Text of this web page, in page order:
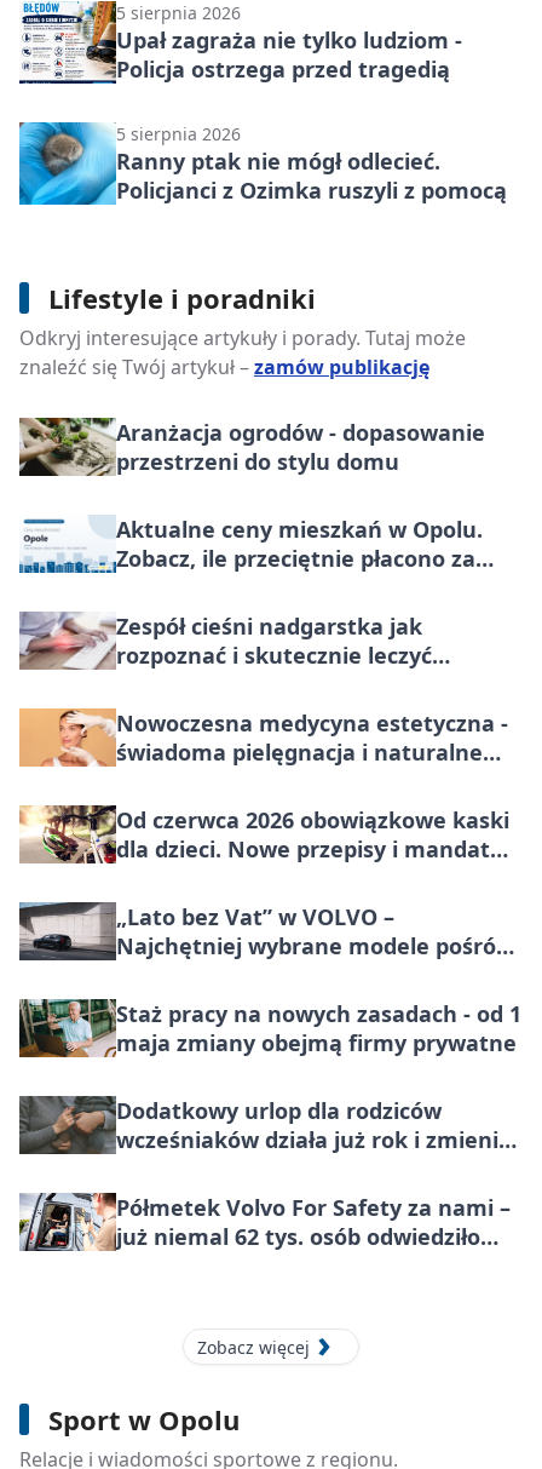
5 sierpnia 2026
Upał zagraża nie tylko ludziom -
Policja ostrzega przed tragedią
5 sierpnia 2026
Ranny ptak nie mógł odlecieć.
Policjanci z Ozimka ruszyli z pomocą
Lifestyle i poradniki
Odkryj interesujące artykuły i porady. Tutaj może
znaleźć się Twój artykuł –zamów publikację
Jak przygotować działkę pod odwierty
pod gruntową pompę ciepła?
Aranżacja ogrodów - dopasowanie
przestrzeni do stylu domu
Aktualne ceny mieszkań w Opolu.
Zobacz, ile przeciętnie płacono za
2026
Zespół cieśni nadgarstka jak
rozpoznać i skutecznie leczyć
Nowoczesna medycyna estetyczna -
świadoma pielęgnacja i naturalne
Od czerwca 2026 obowiązkowe kaski
dla dzieci. Nowe przepisy i mandat
„Lato bez Vat” w VOLVO –
Najchętniej wybrane modele pośród
korzystniej o wartość większą niż VAT
Staż pracy na nowych zasadach - od 1
maja zmiany obejmą firmy prywatne
Dodatkowy urlop dla rodziców
wcześniaków działa już rok i zmienia
Półmetek Volvo For Safety za nami –
już niemal 62 tys. osób odwiedziło
Zobacz więcej
Sport w Opolu
Relacje i wiadomości sportowe z regionu.
Odra Opole 0:1. Odra wygrywa w 2.
kolejce Betclic 1. ligi